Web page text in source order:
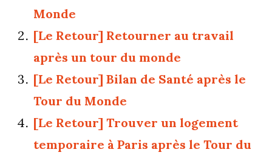
Monde
[Le Retour] Retourner au travail
après un tour du monde
[Le Retour] Bilan de Santé après le
Tour du Monde
[Le Retour] Trouver un logement
temporaire à Paris après le Tour du